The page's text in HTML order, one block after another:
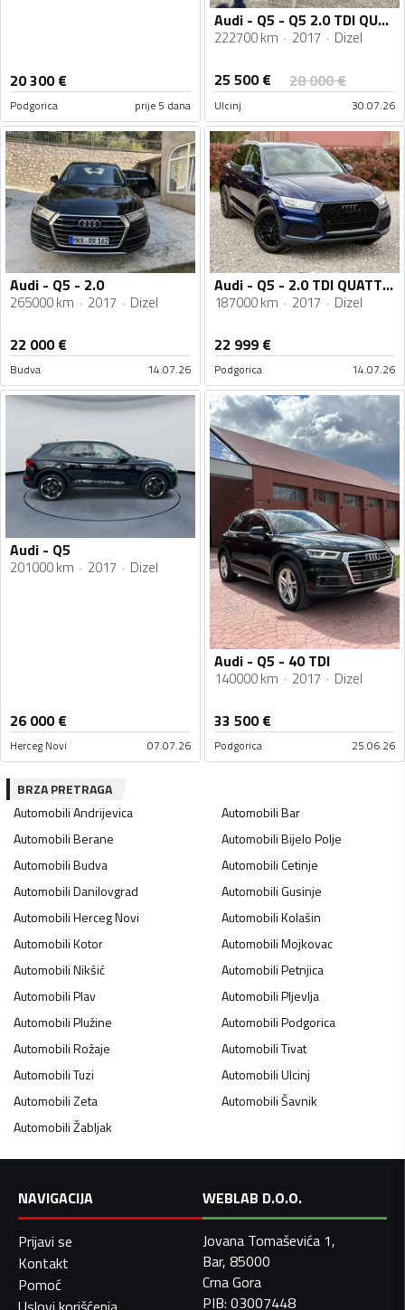
20 300€
Podgorica prije 5 dana
Audi - Q5 - Q5 2.0 TDI QUATTRO
222700 km 2017 Dizel
25 500€ 28 000€
Ulcinj 30.07.26
Audi - Q5 - 2.0
265000 km 2017 Dizel
22 000€
Budva 14.07.26
Audi - Q5 - 2.0 TDI QUATTRO
187000 km 2017 Dizel
22 999 €
Podgorica 14.07.26
Audi - Q5
201000 km 2017 Dizel
26 000€
Herceg Novi 07.07.26
Audi - Q5 - 40 TDI
140000 km 2017 Dizel
33 500€
Podgorica 25.06.26
BRZA PRETRAGA
AutomobiliAndrijevica AutomobiliBar
AutomobiliBerane AutomobiliBijelo Polje
AutomobiliBudva AutomobiliCetinje
AutomobiliDanilovgrad AutomobiliGusinje
AutomobiliHerceg Novi AutomobiliKolašin
AutomobiliKotor AutomobiliMojkovac
AutomobiliNikšić AutomobiliPetnjica
AutomobiliPlav AutomobiliPljevlja
AutomobiliPlužine AutomobiliPodgorica
AutomobiliRožaje AutomobiliTivat
AutomobiliTuzi AutomobiliUlcinj
AutomobiliZeta AutomobiliŠavnik
AutomobiliŽabljak
NAVIGACIJA
Prijavi se
Kontakt
Pomoć
WEBLAB D.O.O.
Jovana Tomaševića 1,
Bar, 85000
Crna Gora
PIB: 03007448